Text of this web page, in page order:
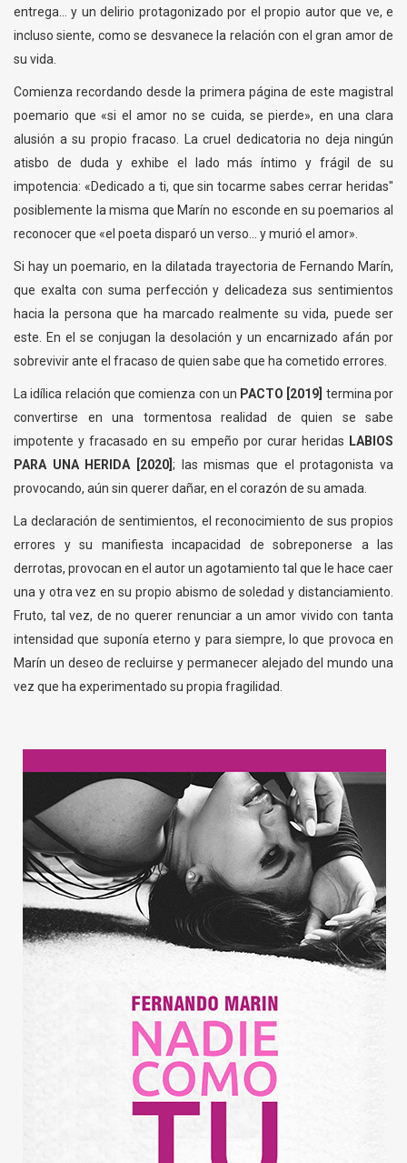
entrega... y un delirio protagonizado por el propio autor que ve, e
incluso siente, como se desvanece la relación con el gran amor de
su vida.
Comienza recordando desde la primera página de este magistral
poemario que «si el amor no se cuida, se pierde», en una clara
alusión a su propio fracaso. La cruel dedicatoria no deja ningún
atisbo de duda y exhibe el lado más íntimo y frágil de su
impotencia: «Dedicado a ti, que sin tocarme sabes cerrar heridas"
posiblemente la misma que Marín no esconde en su poemarios al
reconocer que «el poeta disparó un verso... y murió el amor».
Si hay un poemario, en la dilatada trayectoria de Fernando Marín,
que exalta con suma perfección y delicadeza sus sentimientos
hacia la persona que ha marcado realmente su vida, puede ser
este. En el se conjugan la desolación y un encarnizado afán por
sobrevivir ante el fracaso de quien sabe que ha cometido errores.
La idílica relación que comienza con un PACTO [2019] termina por
convertirse en una tormentosa realidad de quien se sabe
impotente y fracasado en su empeño por curar heridas LABIOS
PARA UNA HERIDA [2020]; las mismas que el protagonista va
provocando, aún sin querer dañar, en el corazón de su amada.
La declaración de sentimientos, el reconocimiento de sus propios
errores y su manifiesta incapacidad de sobreponerse a las
derrotas, provocan en el autor un agotamiento tal que le hace caer
una y otra vez en su propio abismo de soledad y distanciamiento.
Fruto, tal vez, de no querer renunciar a un amor vivido con tanta
intensidad que suponía eterno y para siempre, lo que provoca en
Marín un deseo de recluirse y permanecer alejado del mundo una
vez que ha experimentado su propia fragilidad.